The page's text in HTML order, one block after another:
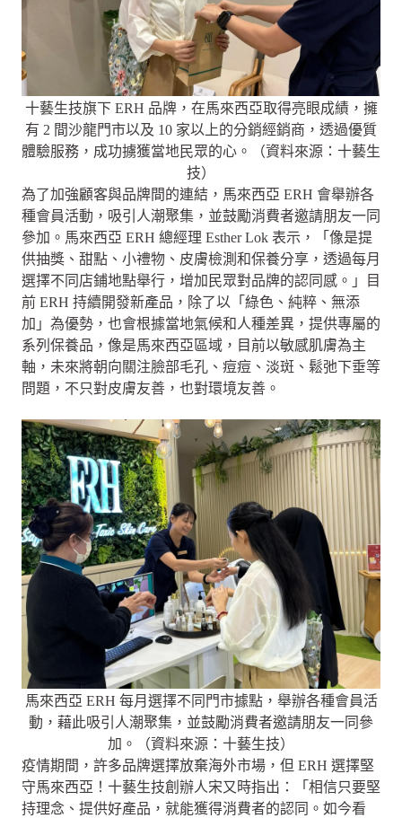
十藝生技旗下 ERH 品牌，在馬來西亞取得亮眼成績，擁
有 2 間沙龍門市以及 10 家以上的分銷經銷商，透過優質
體驗服務，成功擄獲當地民眾的心。（資料來源：十藝生
技）
為了加強顧客與品牌間的連結，馬來西亞 ERH 會舉辦各
種會員活動，吸引人潮聚集，並鼓勵消費者邀請朋友一同
參加。馬來西亞 ERH 總經理 Esther Lok 表示，「像是提
供抽獎、甜點、小禮物、皮膚檢測和保養分享，透過每月
選擇不同店鋪地點舉行，增加民眾對品牌的認同感。」目
前 ERH 持續開發新產品，除了以「綠色、純粹、無添
加」為優勢，也會根據當地氣候和人種差異，提供專屬的
系列保養品，像是馬來西亞區域，目前以敏感肌膚為主
軸，未來將朝向關注臉部毛孔、痘痘、淡斑、鬆弛下垂等
問題，不只對皮膚友善，也對環境友善。
馬來西亞 ERH 每月選擇不同門市據點，舉辦各種會員活
動，藉此吸引人潮聚集，並鼓勵消費者邀請朋友一同參
加。（資料來源：十藝生技）
疫情期間，許多品牌選擇放棄海外市場，但 ERH 選擇堅
守馬來西亞！十藝生技創辦人宋又時指出：「相信只要堅
持理念、提供好產品，就能獲得消費者的認同。如今看